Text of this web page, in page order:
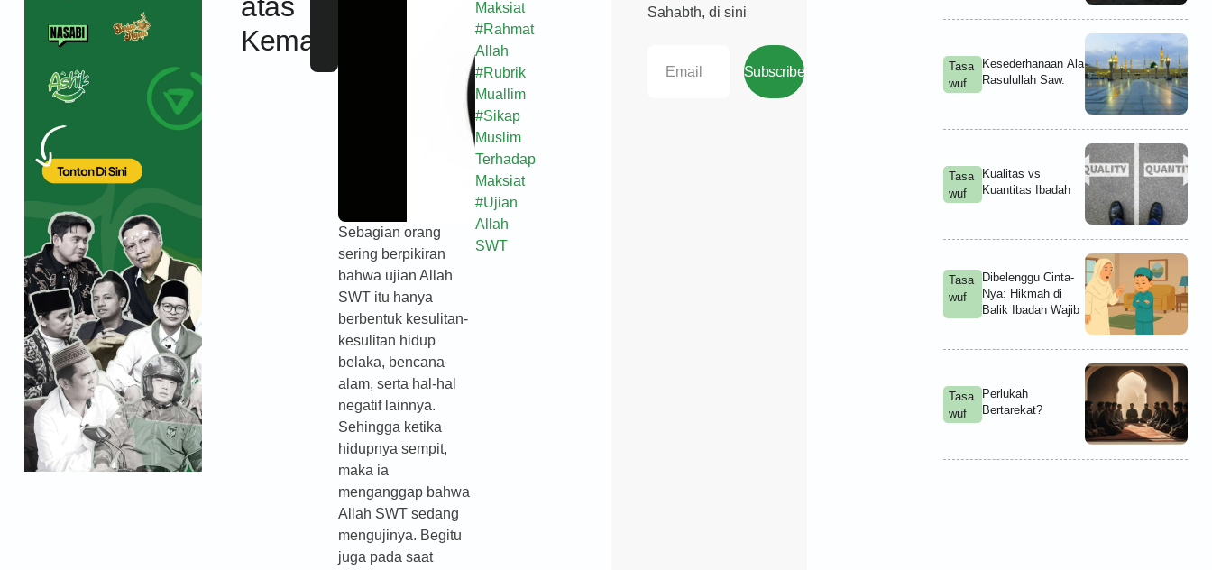
Kemaksiatan
Sebagian orang
sering berpikiran
bahwa ujian Allah
SWT itu hanya
berbentuk kesulitan-
kesulitan hidup
belaka, bencana
alam, serta hal-hal
negatif lainnya.
Sehingga ketika
hidupnya sempit,
maka ia
menganggap bahwa
Allah SWT sedang
mengujinya. Begitu
juga pada saat
Maksiat
#Rahmat
Allah
#Rubrik
Muallim
#Sikap
Muslim
Terhadap
Maksiat
#Ujian
Allah
SWT
Sahabth, di sini
Subscribe
Tasa
wuf
Kesederhanaan Ala
Rasulullah Saw.
Tasa
wuf
Kualitas vs
Kuantitas Ibadah
Tasa
wuf
Dibelenggu Cinta-
Nya: Hikmah di
Balik Ibadah Wajib
Tasa
wuf
Perlukah
Bertarekat?